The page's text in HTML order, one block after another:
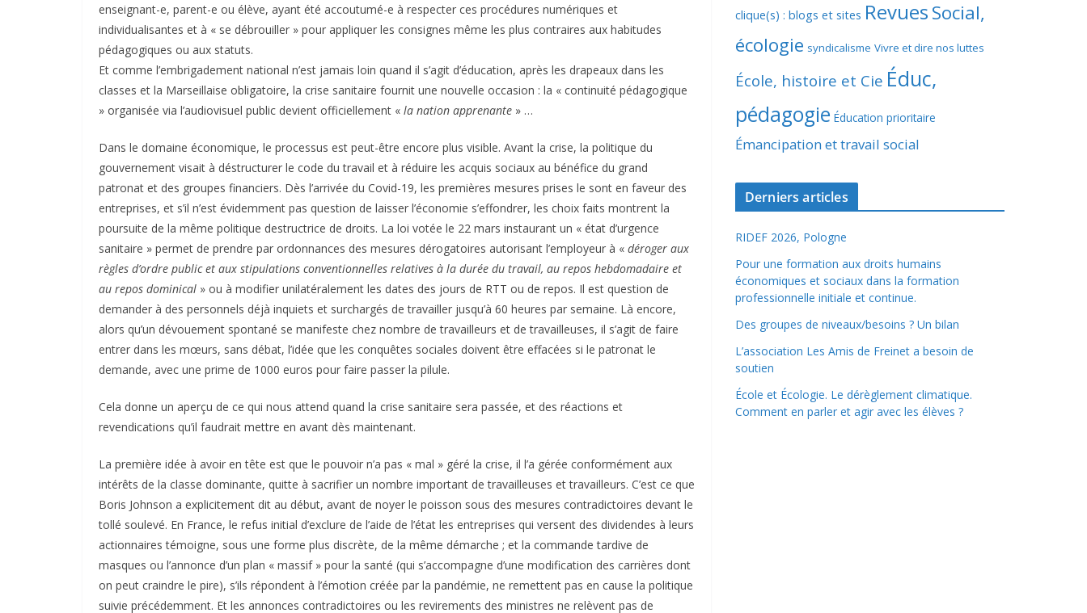
enseignant-e, parent-e ou élève, ayant été accoutumé-e à respecter ces procédures numériques et
individualisantes et à « se débrouiller » pour appliquer les consignes même les plus contraires aux habitudes
pédagogiques ou aux statuts.
Et comme l’embrigadement national n’est jamais loin quand il s’agit d’éducation, après les drapeaux dans les
classes et la Marseillaise obligatoire, la crise sanitaire fournit une nouvelle occasion : la « continuité pédagogique
» organisée via l’audiovisuel public devient officiellement « la nation apprenante » …
Dans le domaine économique, le processus est peut-être encore plus visible. Avant la crise, la politique du
gouvernement visait à déstructurer le code du travail et à réduire les acquis sociaux au bénéfice du grand
patronat et des groupes financiers. Dès l’arrivée du Covid-19, les premières mesures prises le sont en faveur des
entreprises, et s’il n’est évidemment pas question de laisser l’économie s’effondrer, les choix faits montrent la
poursuite de la même politique destructrice de droits. La loi votée le 22 mars instaurant un « état d’urgence
sanitaire » permet de prendre par ordonnances des mesures dérogatoires autorisant l’employeur à « déroger aux
règles d’ordre public et aux stipulations conventionnelles relatives à la durée du travail, au repos hebdomadaire et
au repos dominical » ou à modifier unilatéralement les dates des jours de RTT ou de repos. Il est question de
demander à des personnels déjà inquiets et surchargés de travailler jusqu’à 60 heures par semaine. Là encore,
alors qu’un dévouement spontané se manifeste chez nombre de travailleurs et de travailleuses, il s’agit de faire
entrer dans les mœurs, sans débat, l’idée que les conquêtes sociales doivent être effacées si le patronat le
demande, avec une prime de 1000 euros pour faire passer la pilule.
Cela donne un aperçu de ce qui nous attend quand la crise sanitaire sera passée, et des réactions et
revendications qu’il faudrait mettre en avant dès maintenant.
La première idée à avoir en tête est que le pouvoir n’a pas « mal » géré la crise, il l’a gérée conformément aux
intérêts de la classe dominante, quitte à sacrifier un nombre important de travailleuses et travailleurs. C’est ce que
Boris Johnson a explicitement dit au début, avant de noyer le poisson sous des mesures contradictoires devant le
tollé soulevé. En France, le refus initial d’exclure de l’aide de l’état les entreprises qui versent des dividendes à leurs
actionnaires témoigne, sous une forme plus discrète, de la même démarche ; et la commande tardive de
masques ou l’annonce d’un plan « massif » pour la santé (qui s’accompagne d’une modification des carrières dont
on peut craindre le pire), s’ils répondent à l’émotion créée par la pandémie, ne remettent pas en cause la politique
suivie précédemment. Et les annonces contradictoires ou les revirements des ministres ne relèvent pas de
clique(s) : blogs et sites RevuesSocial,
écologie syndicalisme Vivre et dire nos luttes
École, histoire et Cie Éduc,
pédagogie Éducation prioritaire
Émancipation et travail social
Derniers articles
RIDEF 2026, Pologne
Pour une formation aux droits humains
économiques et sociaux dans la formation
professionnelle initiale et continue.
Des groupes de niveaux/besoins ? Un bilan
L’association Les Amis de Freinet a besoin de
soutien
École et Écologie. Le dérèglement climatique.
Comment en parler et agir avec les élèves ?